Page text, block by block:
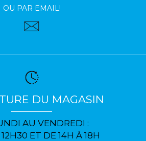
OU PAR EMAIL!
DU MAGASIN
AU VENDREDI :
ET DE 14H À 18H